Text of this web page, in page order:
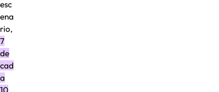
esc
ena
rio,
7
de
cad
a
10